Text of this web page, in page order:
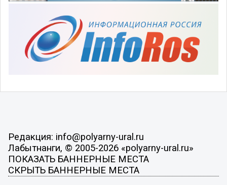
Редакция: info@polyarny-ural.ru
Лабытнанги, © 2005-2026 «polyarny-ural.ru»
ПОКАЗАТЬ БАННЕРНЫЕ МЕСТА
СКРЫТЬ БАННЕРНЫЕ МЕСТА